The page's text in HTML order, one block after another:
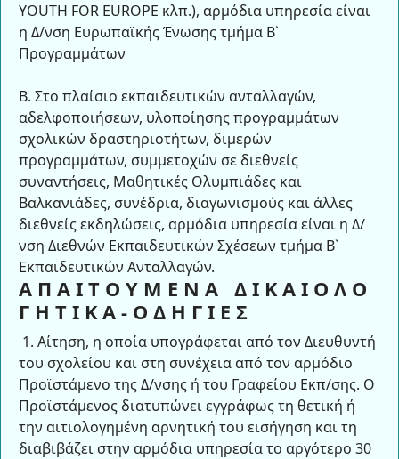
YOUTH FOR EUROPE κλπ.), αρμόδια υπηρεσία είναι
η Δ/νση Ευρωπαϊκής Ένωσης τμήμα Β`
Προγραμμάτων
Β. Στο πλαίσιο εκπαιδευτικών ανταλλαγών,
αδελφοποιήσεων, υλοποίησης προγραμμάτων
σχολικών δραστηριοτήτων, διμερών
προγραμμάτων, συμμετοχών σε διεθνείς
συναντήσεις, Μαθητικές Ολυμπιάδες και
Βαλκανιάδες, συνέδρια, διαγωνισμούς και άλλες
διεθνείς εκδηλώσεις, αρμόδια υπηρεσία είναι η Δ/
νση Διεθνών Εκπαιδευτικών Σχέσεων τμήμα Β`
Εκπαιδευτικών Ανταλλαγών.
Α Π Α Ι Τ Ο Υ Μ Ε Ν Α Δ Ι Κ Α Ι Ο Λ Ο
Γ Η Τ Ι Κ Α - Ο Δ Η Γ Ι Ε Σ
1. Αίτηση, η οποία υπογράφεται από τον Διευθυντή
του σχολείου και στη συνέχεια από τον αρμόδιο
Προϊστάμενο της Δ/νσης ή του Γραφείου Εκπ/σης. Ο
Προϊστάμενος διατυπώνει εγγράφως τη θετική ή
την αιτιολογημένη αρνητική του εισήγηση και τη
διαβιβάζει στην αρμόδια υπηρεσία το αργότερο 30